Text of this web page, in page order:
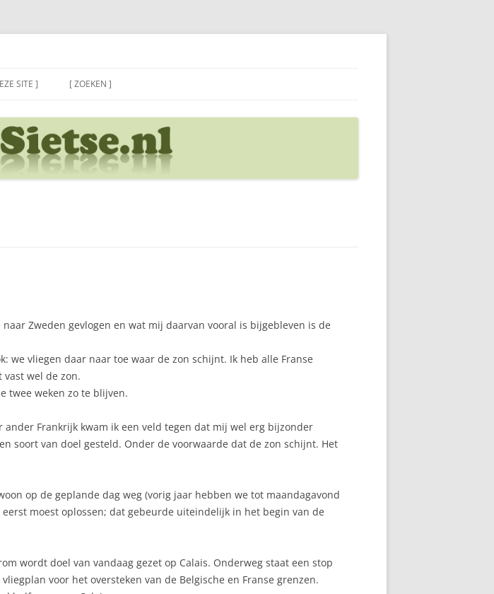
SITE ] [ ZOEKEN ]
Zweden gevlogen en wat mij daarvan vooral is bijgebleven is de
vliegen daar naar toe waar de zon schijnt. Ik heb alle Franse
wel de zon.
twee weken zo te blijven.
Frankrijk kwam ik een veld tegen dat mij wel erg bijzonder
soort van doel gesteld. Onder de voorwaarde dat de zon schijnt. Het
op de geplande dag weg (vorig jaar hebben we tot maandagavond
moest oplossen; dat gebeurde uiteindelijk in het begin van de
wordt doel van vandaag gezet op Calais. Onderweg staat een stop
voor het oversteken van de Belgische en Franse grenzen.